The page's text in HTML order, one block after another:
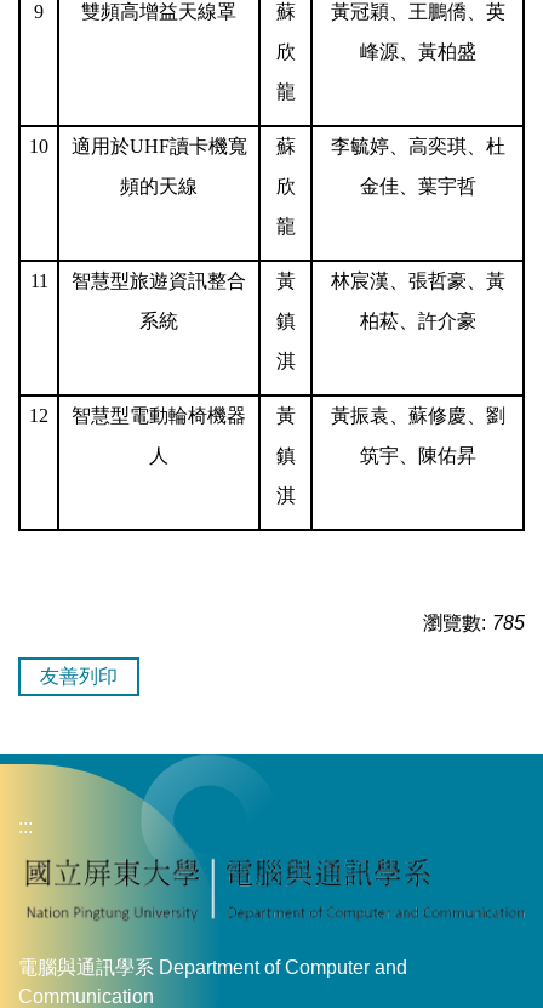
9 雙頻高增益天線罩
蘇
欣
龍
黃冠穎、王鵬僑、英
峰源、黃柏盛
10
適用於UHF讀卡機寬
頻的天線
蘇
欣
龍
李毓婷、高奕琪、杜
金佳、葉宇哲
11
智慧型旅遊資訊整合
系統
黃
鎮
淇
林宸漢、張哲豪、黃
柏菘、許介豪
12
智慧型電動輪椅機器
人
黃
鎮
淇
黃振袁、蘇修慶、劉
筑宇、陳佑昇
瀏覽數: 785
友善列印
:::
電腦與通訊學系 Department of Computer and
Communication